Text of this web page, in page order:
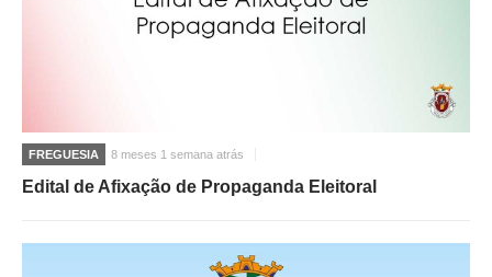
FREGUESIA 8 meses 1 semana atrás
Edital de Afixação de Propaganda Eleitoral